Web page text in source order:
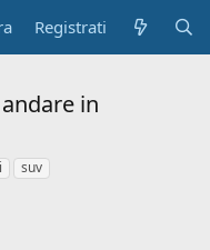
Registrati
in
suv